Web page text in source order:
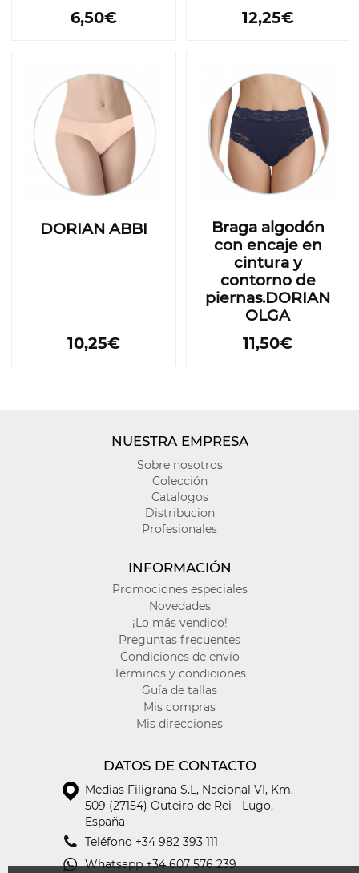
6,50€ 12,25€
DORIAN ABBI
10,25€
Braga algodón
con encaje en
cintura y
contorno de
piernas.DORIAN
OLGA
11,50€
NUESTRA EMPRESA
Sobre nosotros
Colección
Catalogos
Distribucion
Profesionales
INFORMACIÓN
Promociones especiales
Novedades
¡Lo más vendido!
Preguntas frecuentes
Condiciones de envío
Términos y condiciones
Guía de tallas
Mis compras
Mis direcciones
DATOS DE CONTACTO
Medias Filigrana S.L, Nacional VI, Km.
509 (27154) Outeiro de Rei - Lugo,
España
Teléfono +34 982 393 111
Whatsapp +34 607 576 239